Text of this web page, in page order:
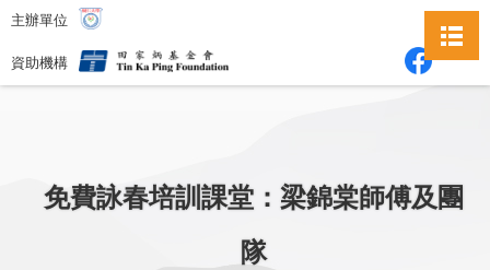
主辦單位
資助機構
免費詠春培訓課堂：梁錦棠師傅及團
隊